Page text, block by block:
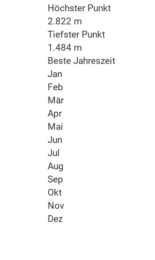
Höchster Punkt
2.822 m
Tiefster Punkt
1.484 m
Beste Jahreszeit
Jan
Feb
Mär
Apr
Mai
Jun
Jul
Aug
Sep
Okt
Nov
Dez